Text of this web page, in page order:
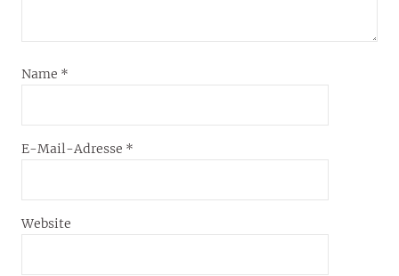
Name *
E-Mail-Adresse *
Website